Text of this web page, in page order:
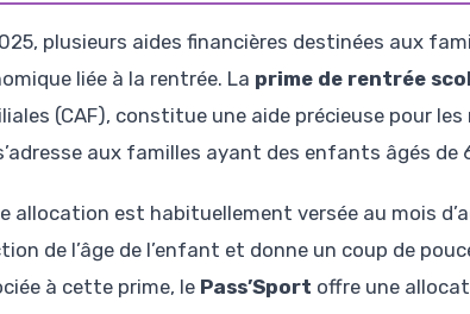
plusieurs aides financières destinées aux
liée à la rentrée. La prime de rentrée
(CAF), constitue une aide précieuse pour
aux familles ayant des enfants âgés
allocation est habituellement versée au mois
de l’âge de l’enfant et donne un coup de
à cette prime, le Pass’Sport offre une